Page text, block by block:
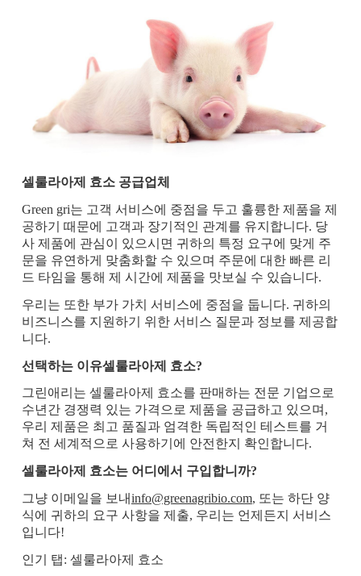
셀룰라아제 효소 공급업체
Green gri는 고객 서비스에 중점을 두고 훌륭한 제품을 제
공하기 때문에 고객과 장기적인 관계를 유지합니다. 당
사 제품에 관심이 있으시면 귀하의 특정 요구에 맞게 주
문을 유연하게 맞춤화할 수 있으며 주문에 대한 빠른 리
드 타임을 통해 제 시간에 제품을 맛보실 수 있습니다.
우리는 또한 부가 가치 서비스에 중점을 둡니다. 귀하의
비즈니스를 지원하기 위한 서비스 질문과 정보를 제공합
니다.
선택하는 이유셀룰라아제 효소?
그린애리는 셀룰라아제 효소를 판매하는 전문 기업으로
수년간 경쟁력 있는 가격으로 제품을 공급하고 있으며,
우리 제품은 최고 품질과 엄격한 독립적인 테스트를 거
쳐 전 세계적으로 사용하기에 안전한지 확인합니다.
셀룰라아제 효소는 어디에서 구입합니까?
그냥 이메일을 보내info@greenagribio.com, 또는 하단 양
식에 귀하의 요구 사항을 제출, 우리는 언제든지 서비스
입니다!
인기 탭: 셀룰라아제 효소